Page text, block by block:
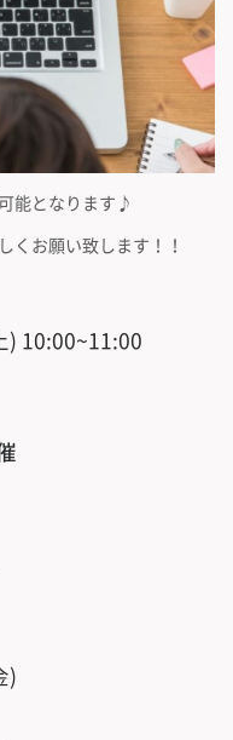
能となります♪
くお願い致します！！
10:00~11:00
)